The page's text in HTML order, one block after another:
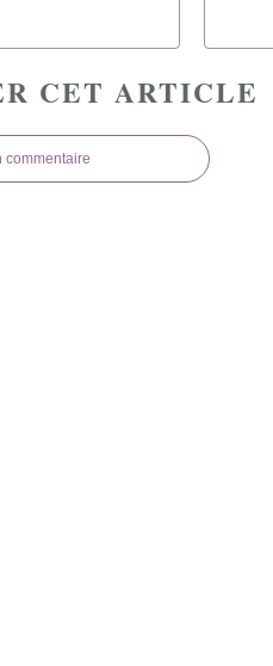
CET ARTICLE
commentaire